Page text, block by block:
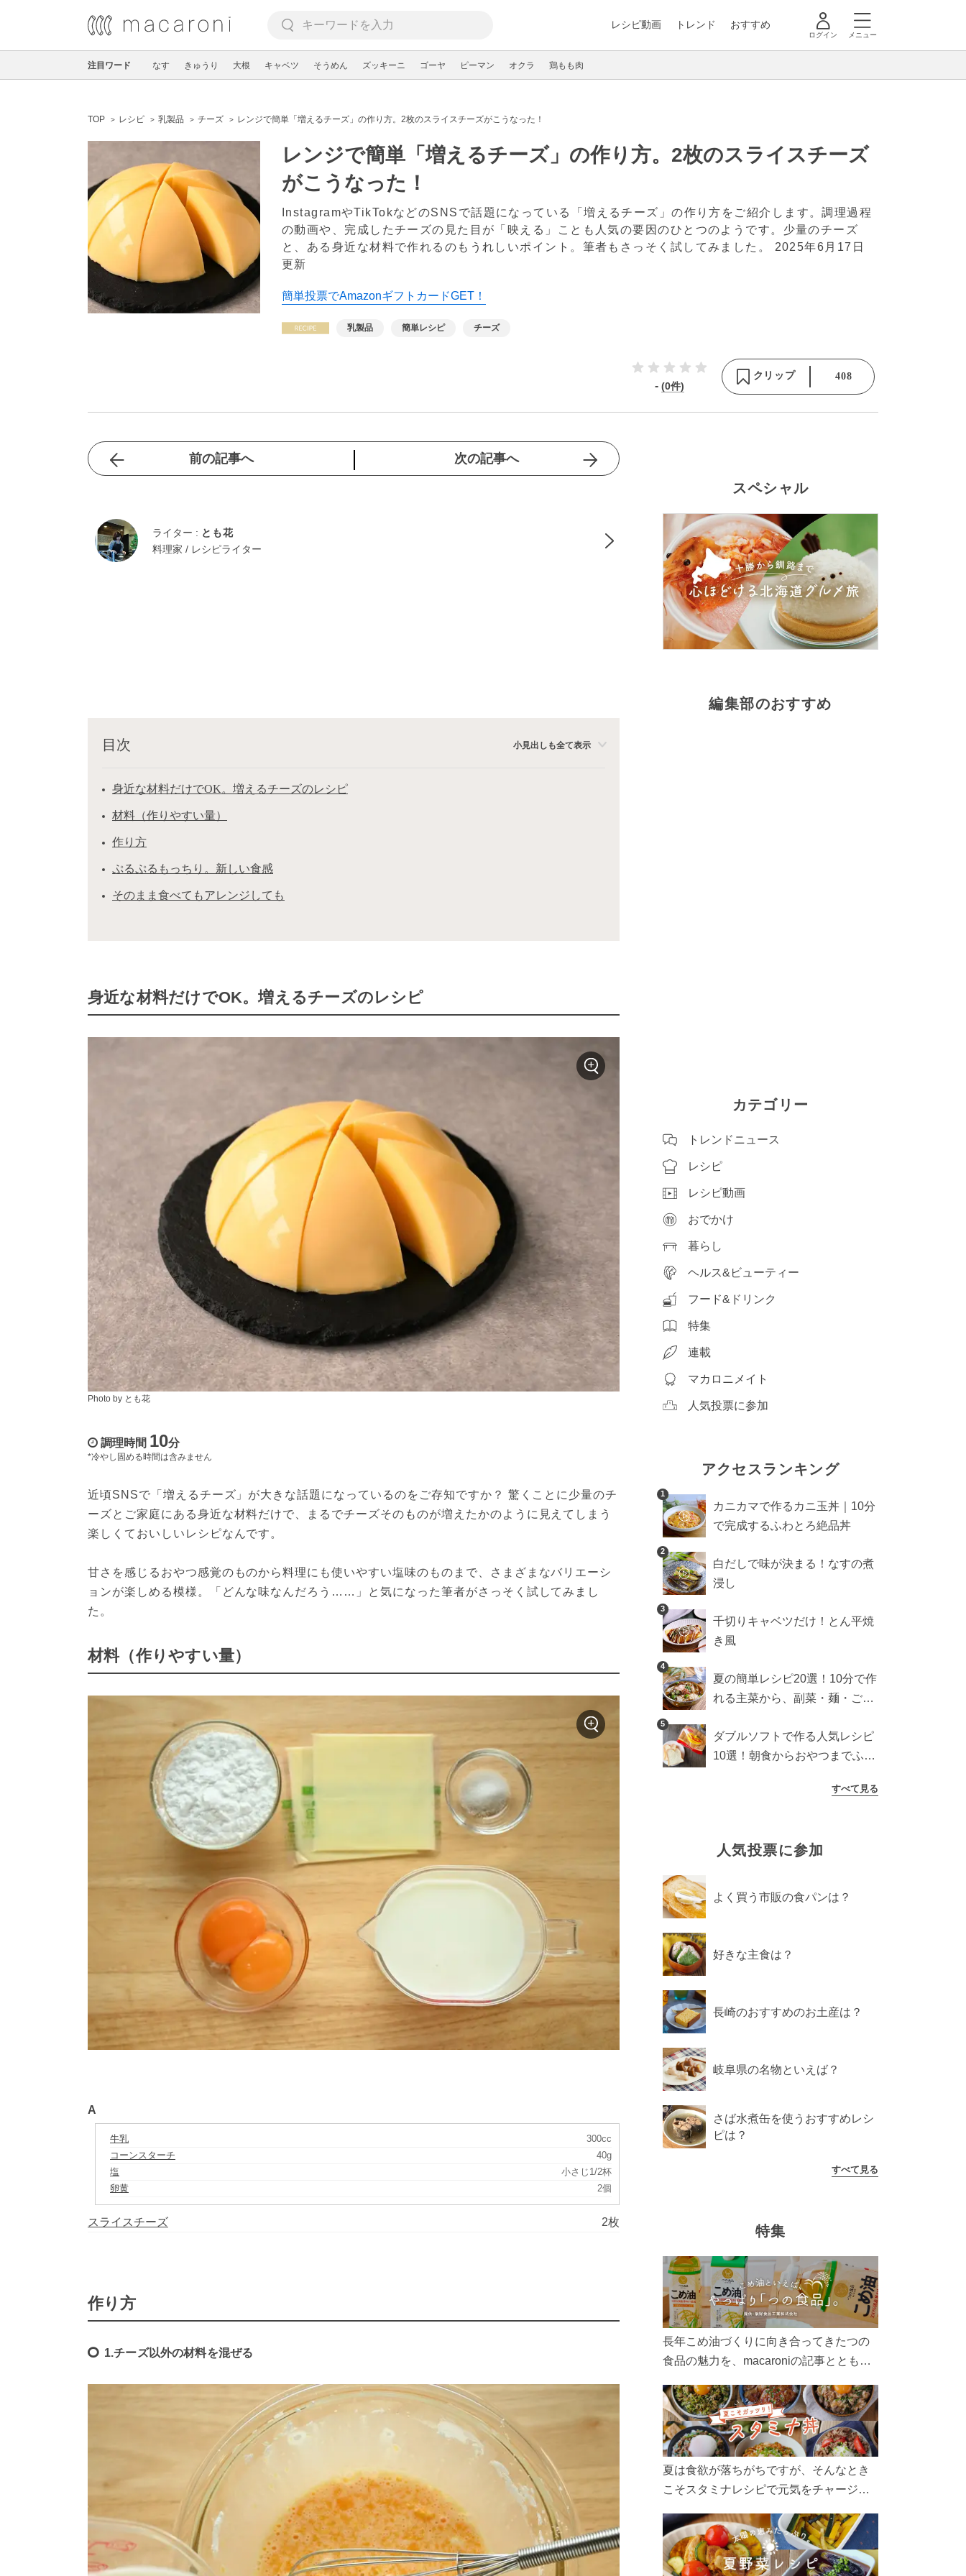
レシピ動画 トレンド おすすめ
ログイン メニュー
注目ワード なす きゅうり 大根 キャベツ そうめん ズッキーニ ゴーヤ ピーマン オクラ 鶏もも肉
TOP レシピ 乳製品 チーズ レンジで簡単「増えるチーズ」の作り方。2枚のスライスチーズがこうなった！
レンジで簡単「増えるチーズ」の作り方。2枚のスライスチーズ
がこうなった！
InstagramやTikTokなどのSNSで話題になっている「増えるチーズ」の作り方をご紹介します。調理過程
の動画や、完成したチーズの見た目が「映える」ことも人気の要因のひとつのようです。少量のチーズ
と、ある身近な材料で作れるのもうれしいポイント。筆者もさっそく試してみました。 2025年6月17日
更新
簡単投票でAmazonギフトカードGET！
乳製品 簡単レシピ チーズ
- (0件)
クリップ 408
前の記事へ 次の記事へ
ライター : とも花
料理家 / レシピライター
目次 小見出しも全て表示
身近な材料だけでOK。増えるチーズのレシピ
材料（作りやすい量）
作り方
ぷるぷるもっちり。新しい食感
そのまま食べてもアレンジしても
身近な材料だけでOK。増えるチーズのレシピ
Photo by とも花
調理時間 10分
*冷やし固める時間は含みません
近頃SNSで「増えるチーズ」が大きな話題になっているのをご存知ですか？ 驚くことに少量のチ
ーズとご家庭にある身近な材料だけで、まるでチーズそのものが増えたかのように見えてしまう
楽しくておいしいレシピなんです。
甘さを感じるおやつ感覚のものから料理にも使いやすい塩味のものまで、さまざまなバリエーシ
ョンが楽しめる模様。「どんな味なんだろう……」と気になった筆者がさっそく試してみまし
た。
材料（作りやすい量）
A
牛乳
300cc
コーンスターチ
40g
塩
小さじ1/2杯
卵黄
2個
スライスチーズ 2枚
作り方
1.チーズ以外の材料を混ぜる
スペシャル
編集部のおすすめ
カテゴリー
トレンドニュース
レシピ
レシピ動画
おでかけ
暮らし
ヘルス&ビューティー
フード&ドリンク
特集
連載
マカロニメイト
人気投票に参加
アクセスランキング
1
カニカマで作るカニ玉丼｜10分
で完成するふわとろ絶品丼
2
白だしで味が決まる！なすの煮
浸し
3
千切りキャベツだけ！とん平焼
き風
4
夏の簡単レシピ20選！10分で作
れる主菜から、副菜・麺・ごは
5
ダブルソフトで作る人気レシピ
10選！朝食からおやつまでふん
すべて見る
人気投票に参加
よく買う市販の食パンは？
好きな主食は？
長崎のおすすめのお土産は？
岐阜県の名物といえば？
さば水煮缶を使うおすすめレシ
ピは？
すべて見る
特集
長年こめ油づくりに向き合ってきたつの
食品の魅力を、macaroniの記事とともに
ん、製造現場や品質へのこだわりまで。
こめ油をもっと好きになるコンテンツを
ぜひお楽しみください。
夏は食欲が落ちがちですが、そんなとき
こそスタミナレシピで元気をチャージ！
リ食べて、夏バテを吹き飛ばしましょ
う！